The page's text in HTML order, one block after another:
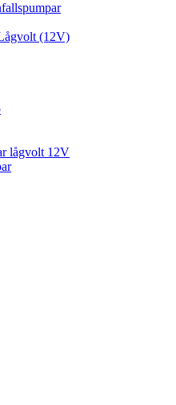
(12V)
lågvolt 12V